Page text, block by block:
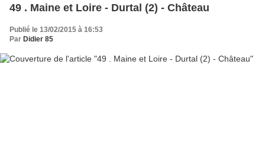
49 . Maine et Loire - Durtal (2) - Château
Publié le 13/02/2015 à 16:53
Par Didier 85